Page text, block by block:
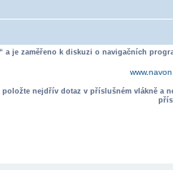
je zaměřeno k diskuzi o navigačních
položte nejdřív dotaz v příslušném vlákně a